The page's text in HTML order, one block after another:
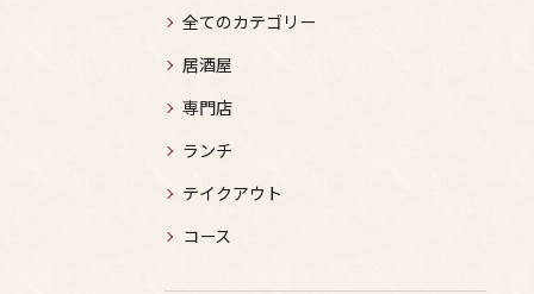
全てのカテゴリー
居酒屋
専門店
ランチ
テイクアウト
コース